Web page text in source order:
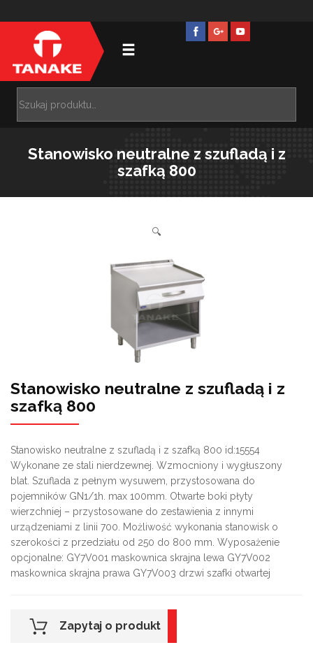
Stanowisko neutralne z szufladą i z
szafką 800
🔍
Stanowisko neutralne z szufladą i z
szafką 800
Stanowisko neutralne z szufladą i z szafką 800 id:15554
Wykonane ze stali nierdzewnej. Wzmocniony i wygłuszony
blat. Szuflada z pełnym wysuwem, przystosowana do
pojemników GN1/1h. max 100mm. Otwarte boki płyty
wierzchniej – przystosowane do zestawienia z innymi
urządzeniami z linii 700. Możliwość wykonania stanowisk o
szerokości z przedziału od 250 do 800 mm. Wyposażenie
opcjonalne: GY7V001 maskownica skrajna lewa GY7V002
maskownica skrajna prawa GY7V003 drzwi szafki otwartej
Zapytaj o produkt